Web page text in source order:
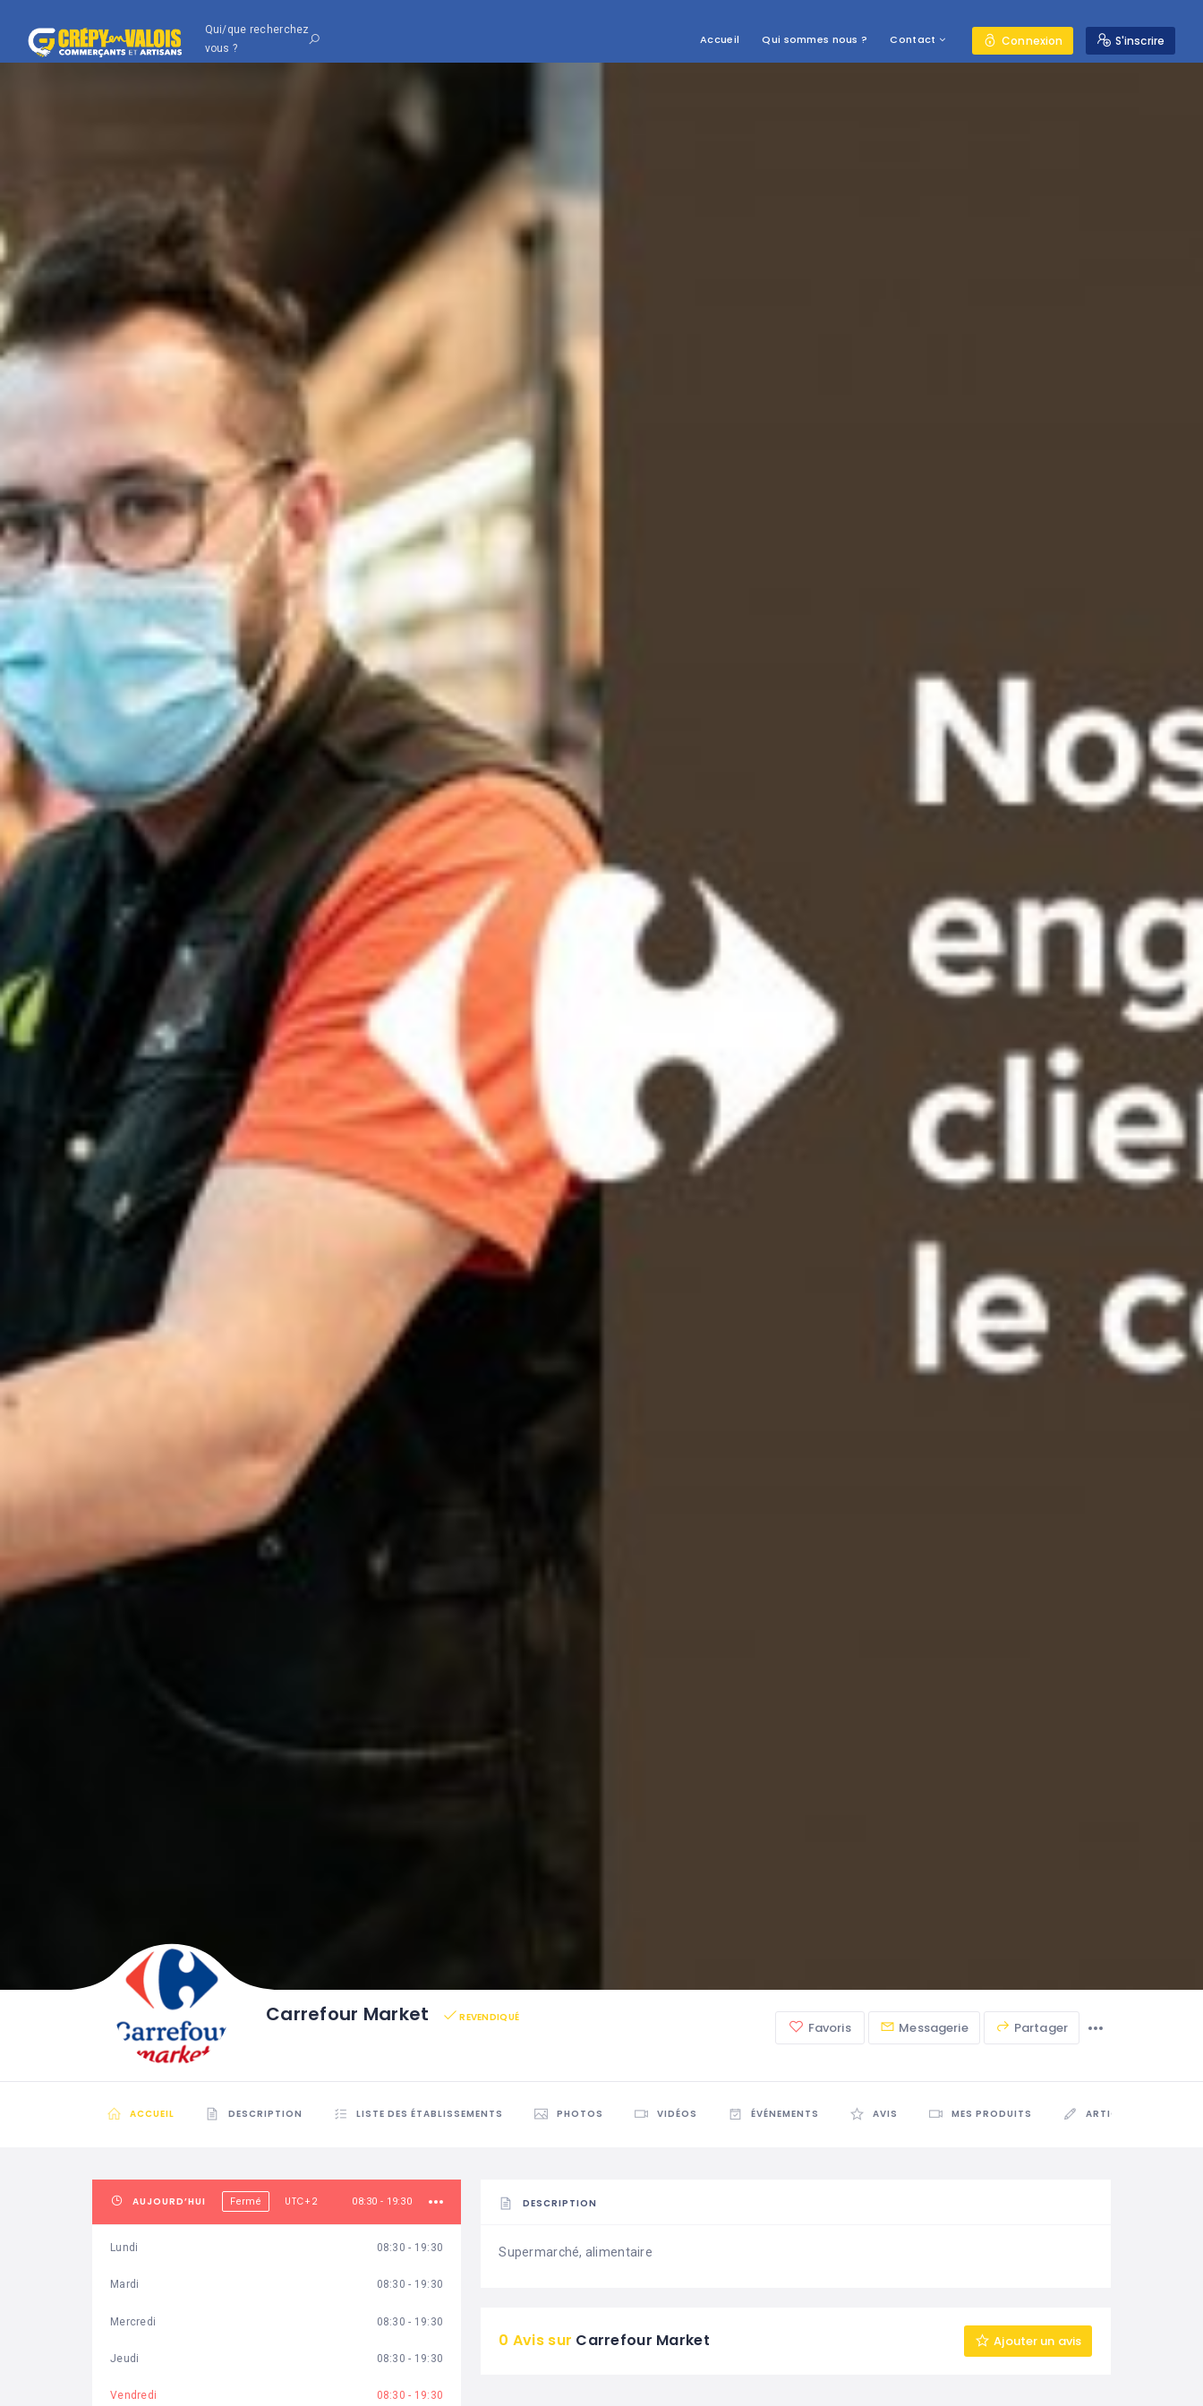
Qui/que recherchez
vous ?
Accueil Qui sommes nous ? Contact Connexion S'inscrire
Carrefour Market REVENDIQUÉ
Favoris Messagerie Partager
ACCUEIL DESCRIPTION LISTE DES ÉTABLISSEMENTS PHOTOS VIDÉOS ÉVÉNEMENTS AVIS MES PRODUITS ARTICLES
DESCRIPTION
Supermarché, alimentaire
0 Avis sur Carrefour Market Ajouter un avis
AUJOURD’HUI Fermé UTC+2 08:30 - 19:30
Lundi 08:30 - 19:30
Mardi 08:30 - 19:30
Mercredi 08:30 - 19:30
Jeudi 08:30 - 19:30
Vendredi 08:30 - 19:30